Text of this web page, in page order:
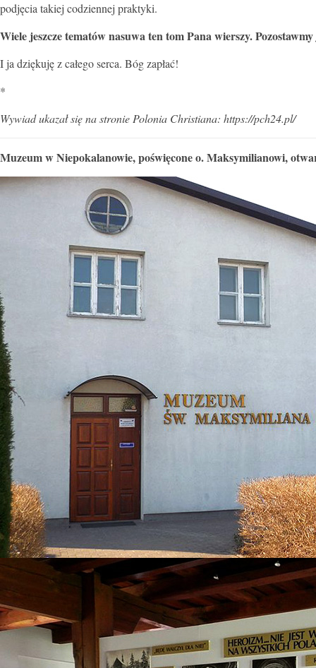
podjęcia takiej codziennej praktyki.
Wiele jeszcze tematów nasuwa ten tom Pana wierszy.
I ja dziękuję z całego serca. Bóg zapłać!
*
Wywiad ukazał się na stronie Polonia Christiana: https://pch24.pl/
Muzeum w Niepokalanowie, poświęcone o. Maksymilianowi,